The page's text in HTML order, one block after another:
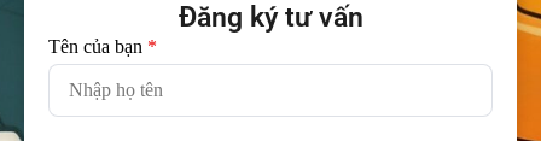
Đăng ký tư vấn
Tên của bạn *